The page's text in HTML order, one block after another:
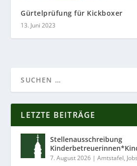
Gürtelprüfung für Kickboxer
13. Juni 2023
LETZTE BEITRÄGE
Stellenausschreibung
7. August 2026 |Amtstafel, Jobs